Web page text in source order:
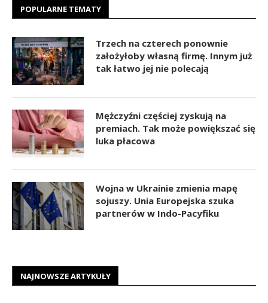
POPULARNE TEMATY
Trzech na czterech ponownie
założyłoby własną firmę. Innym już
tak łatwo jej nie polecają
Mężczyźni częściej zyskują na
premiach. Tak może powiększać się
luka płacowa
Wojna w Ukrainie zmienia mapę
sojuszy. Unia Europejska szuka
partnerów w Indo-Pacyfiku
NAJNOWSZE ARTYKUŁY